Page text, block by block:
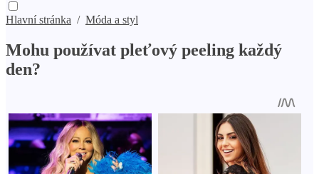
Hlavní stránka / Móda a styl
Mohu používat pleťový peeling každý
den?